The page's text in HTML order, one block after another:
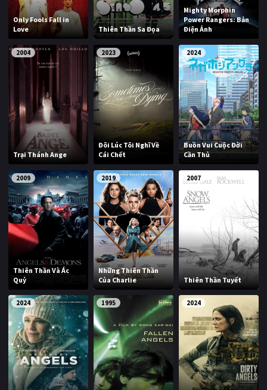
Only Fools Fall in
Love
Thiên Thần Sa Đọa
Mighty Morphin
Power Rangers: Bản
Điện Ảnh
2004
Trại Thánh Ange
2023
Đôi Lúc Tôi Nghĩ Về
Cái Chết
2024
Buồn Vui Cuộc Đời
Cần Thủ
2009
Thiên Thần Và Ác
Quỷ
2019
Những Thiên Thần
Của Charlie
2007
Thiên Thần Tuyết
2024 1995 2024